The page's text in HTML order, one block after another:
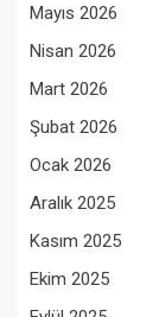
Mayıs 2026
Nisan 2026
Mart 2026
Şubat 2026
Ocak 2026
Aralık 2025
Kasım 2025
Ekim 2025